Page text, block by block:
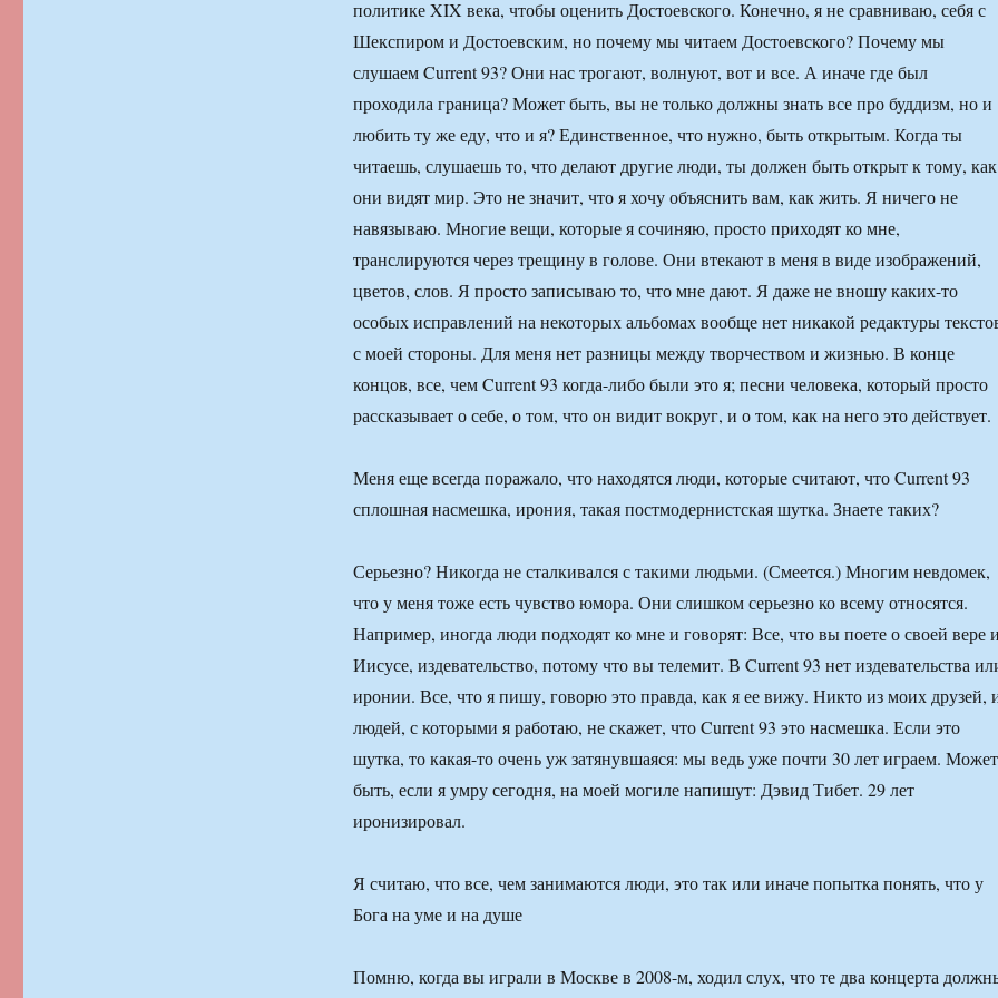
политике XIX века, чтобы оценить Достоевского. Конечно, я не сравниваю, себя с
Шекспиром и Достоевским, но почему мы читаем Достоевского? Почему мы
слушаем Current 93? Они нас трогают, волнуют, вот и все. А иначе где был
проходила граница? Может быть, вы не только должны знать все про буддизм, но и
любить ту же еду, что и я? Единственное, что нужно, быть открытым. Когда ты
читаешь, слушаешь то, что делают другие люди, ты должен быть открыт к тому, как
они видят мир. Это не значит, что я хочу объяснить вам, как жить. Я ничего не
навязываю. Многие вещи, которые я сочиняю, просто приходят ко мне,
транслируются через трещину в голове. Они втекают в меня в виде изображений,
цветов, слов. Я просто записываю то, что мне дают. Я даже не вношу каких-то
особых исправлений на некоторых альбомах вообще нет никакой редактуры
с моей стороны. Для меня нет разницы между творчеством и жизнью. В конце
концов, все, чем Current 93 когда-либо были это я; песни человека, который просто
рассказывает о себе, о том, что он видит вокруг, и о том, как на него это действует.
Меня еще всегда поражало, что находятся люди, которые считают, что Current 93
сплошная насмешка, ирония, такая постмодернистская шутка. Знаете таких?
Серьезно? Никогда не сталкивался с такими людьми. (Смеется.) Многим невдомек,
что у меня тоже есть чувство юмора. Они слишком серьезно ко всему относятся.
Например, иногда люди подходят ко мне и говорят: Все, что вы поете о своей вере
Иисусе, издевательство, потому что вы телемит. В Current 93 нет издевательства
иронии. Все, что я пишу, говорю это правда, как я ее вижу. Никто из моих друзей,
людей, с которыми я работаю, не скажет, что Current 93 это насмешка. Если это
шутка, то какая-то очень уж затянувшаяся: мы ведь уже почти 30 лет играем. Может
быть, если я умру сегодня, на моей могиле напишут: Дэвид Тибет. 29 лет
иронизировал.
Я считаю, что все, чем занимаются люди, это так или иначе попытка понять, что у
Бога на уме и на душе
Помню, когда вы играли в Москве в 2008-м, ходил слух, что те два концерта